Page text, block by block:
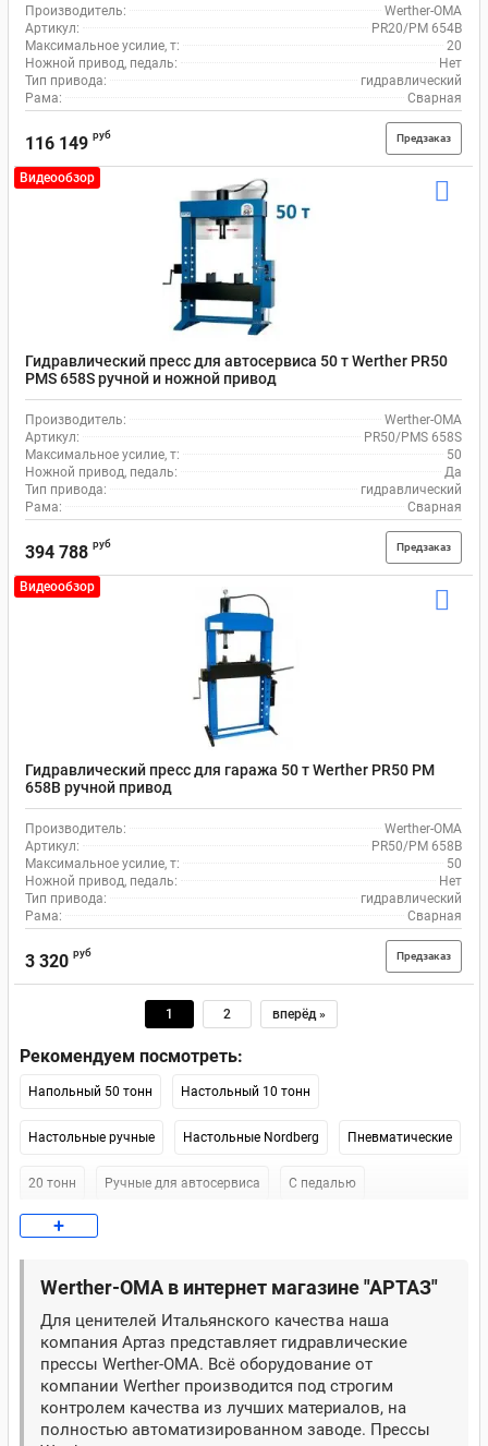
Производитель:
Werther-OMA
Артикул:
PR20/PM 654B
Максимальное усилие, т:
20
Ножной привод, педаль:
Нет
Тип привода:
гидравлический
Рама:
Сварная
116 149 руб Предзаказ
Видеообзор
Гидравлический пресс для автосервиса 50 т Werther PR50
PMS 658S ручной и ножной привод
Производитель:
Werther-OMA
Артикул:
PR50/PMS 658S
Максимальное усилие, т:
50
Ножной привод, педаль:
Да
Тип привода:
гидравлический
Рама:
Сварная
394 788 руб Предзаказ
Видеообзор
Гидравлический пресс для гаража 50 т Werther PR50 PM
658B ручной привод
Производитель:
Werther-OMA
Артикул:
PR50/PM 658B
Максимальное усилие, т:
50
Ножной привод, педаль:
Нет
Тип привода:
гидравлический
Рама:
Сварная
3 320 руб Предзаказ
1 2 вперёд »
Рекомендуем посмотреть:
Напольный 50 тонн Настольный 10 тонн
Настольные ручные Настольные Nordberg Пневматические
20 тонн Ручные для автосервиса С педалью
Ножной 20 тонн
Atis 10 тонн 300 мм Для гаража 10 тонн 100 тонн
12 тонн 150 тонн KraftWell 20 тонн Ручной 20 тонн
Станкоимпорт 20 тонн Для гаража 20 тонн KraftWell 30 тонн
+
Werther-OMA в интернет магазине "АРТАЗ"
Для ценителей Итальянского качества наша
компания Артаз представляет гидравлические
прессы Werther-OMA. Всё оборудование от
компании Werther производится под строгим
контролем качества из лучших материалов, на
полностью автоматизированном заводе. Прессы